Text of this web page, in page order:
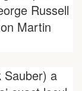
Russell
Martin
Sauber) a